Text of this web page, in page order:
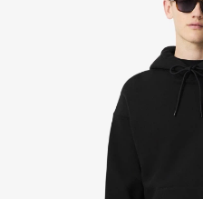
МЫ LACOSTE